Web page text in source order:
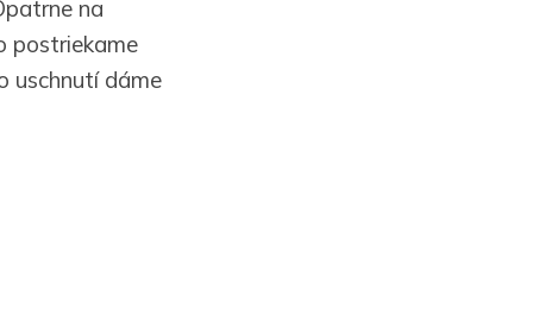
na
postriekame
uschnutí dáme